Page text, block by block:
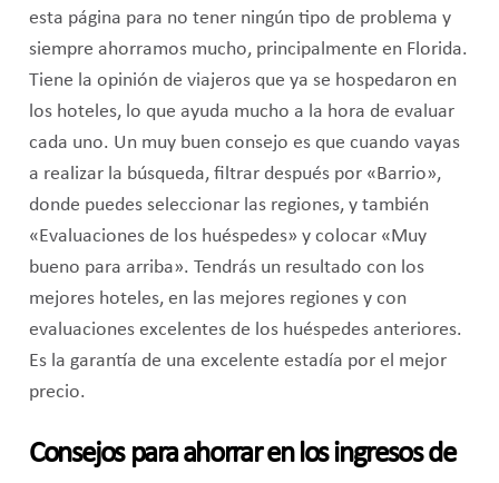
esta página para no tener ningún tipo de problema y
siempre ahorramos mucho, principalmente en Florida.
Tiene la opinión de viajeros que ya se hospedaron en
los hoteles, lo que ayuda mucho a la hora de evaluar
cada uno. Un muy buen consejo es que cuando vayas
a realizar la búsqueda, filtrar después por «Barrio»,
donde puedes seleccionar las regiones, y también
«Evaluaciones de los huéspedes» y colocar «Muy
bueno para arriba». Tendrás un resultado con los
mejores hoteles, en las mejores regiones y con
evaluaciones excelentes de los huéspedes anteriores.
Es la garantía de una excelente estadía por el mejor
precio.
Consejos para ahorrar en los ingresos de